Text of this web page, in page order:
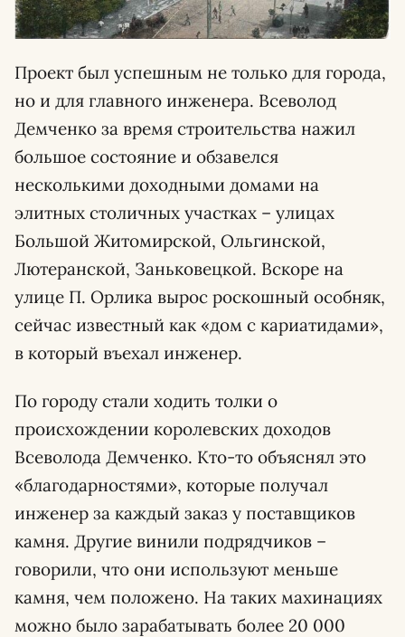
Проект был успешным не только для города,
но и для главного инженера. Всеволод
Демченко за время строительства нажил
большое состояние и обзавелся
несколькими доходными домами на
элитных столичных участках – улицах
Большой Житомирской, Ольгинской,
Лютеранской, Заньковецкой. Вскоре на
улице П. Орлика вырос роскошный особняк,
сейчас известный как «дом с кариатидами»,
в который въехал инженер.
По городу стали ходить толки о
происхождении королевских доходов
Всеволода Демченко. Кто-то объяснял это
«благодарностями», которые получал
инженер за каждый заказ у поставщиков
камня. Другие винили подрядчиков –
говорили, что они используют меньше
камня, чем положено. На таких махинациях
можно было зарабатывать более 20 000